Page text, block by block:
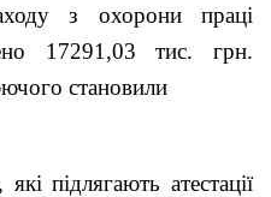
з охорони праці
17291,03 тис. грн.
становили
підлягають атестації